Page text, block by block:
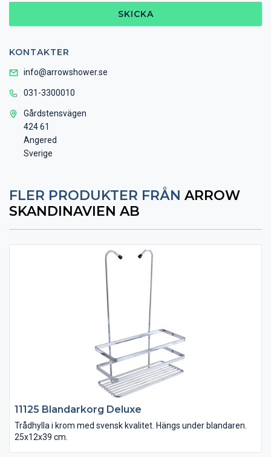
SKICKA
KONTAKTER
info@arrowshower.se
031-3300010
Gårdstensvägen
424 61
Angered
Sverige
FLER PRODUKTER FRÅN ARROW
SKANDINAVIEN AB
11125 Blandarkorg Deluxe
Trådhylla i krom med svensk kvalitet. Hängs under blandaren.
25x12x39 cm.